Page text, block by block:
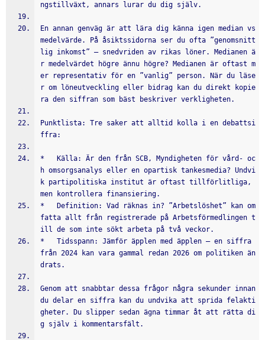
ngstillväxt, annars lurar du dig själv.
En annan genväg är att lära dig känna igen median vs
medelvärde. På åsiktssidorna ser du ofta ”genomsnitt
lig inkomst” – snedvriden av rikas löner. Medianen ä
r medelvärdet högre ännu högre? Medianen är oftast m
er representativ för en ”vanlig” person. När du läse
r om löneutveckling eller bidrag kan du direkt kopie
ra den siffran som bäst beskriver verkligheten.
Punktlista: Tre saker att alltid kolla i en debattsi
ffra:
*   Källa: Är den från SCB, Myndigheten för vård- oc
h omsorgsanalys eller en opartisk tankesmedia? Undvi
k partipolitiska institut är oftast tillförlitliga,
men kontrollera finansiering.
*   Definition: Vad räknas in? ”Arbetslöshet” kan om
fatta allt från registrerade på Arbetsförmedlingen t
ill de som inte sökt arbeta på två veckor.
*   Tidsspann: Jämför äpplen med äpplen – en siffra
från 2024 kan vara gammal redan 2026 om politiken än
drats.
Genom att snabbtar dessa frågor några sekunder innan
du delar en siffra kan du undvika att sprida felakti
gheter. Du slipper sedan ägna timmar åt att rätta di
g själv i kommentarsfält.